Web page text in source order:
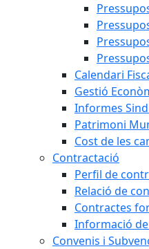
Calendari
Gestió
Informes
Patrimoni
Cost de les
Contractació
Perfil de
Relació de
Contractes
Informació
Convenis i